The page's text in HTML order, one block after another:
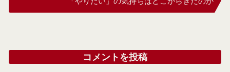
コメントを投稿